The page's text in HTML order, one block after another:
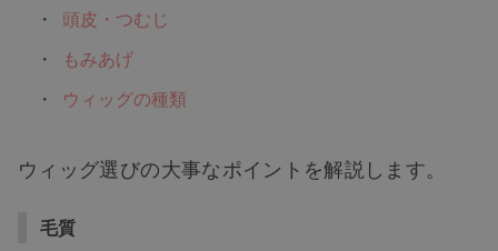
頭皮・つむじ
もみあげ
ウィッグの種類
ウィッグ選びの大事なポイントを解説します。
毛質